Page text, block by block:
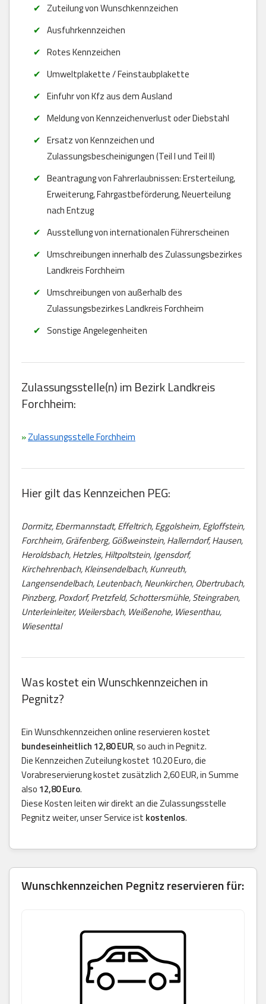
Zuteilung von Wunschkennzeichen
Ausfuhrkennzeichen
Rotes Kennzeichen
Umweltplakette / Feinstaubplakette
Einfuhr von Kfz aus dem Ausland
Meldung von Kennzeichenverlust oder Diebstahl
Ersatz von Kennzeichen und
Zulassungsbescheinigungen (Teil I und Teil II)
Beantragung von Fahrerlaubnissen: Ersterteilung,
Erweiterung, Fahrgastbeförderung, Neuerteilung
nach Entzug
Ausstellung von internationalen Führerscheinen
Umschreibungen innerhalb des Zulassungsbezirkes
Landkreis Forchheim
Umschreibungen von außerhalb des
Zulassungsbezirkes Landkreis Forchheim
Sonstige Angelegenheiten
Zulassungsstelle(n) im Bezirk Landkreis
Forchheim:
»Zulassungsstelle Forchheim
Hier gilt das Kennzeichen PEG:
Dormitz, Ebermannstadt, Effeltrich, Eggolsheim, Egloffstein,
Forchheim, Gräfenberg, Gößweinstein, Hallerndorf, Hausen,
Heroldsbach, Hetzles, Hiltpoltstein, Igensdorf,
Kirchehrenbach, Kleinsendelbach, Kunreuth,
Langensendelbach, Leutenbach, Neunkirchen, Obertrubach,
Pinzberg, Poxdorf, Pretzfeld, Schottersmühle, Steingraben,
Unterleinleiter, Weilersbach, Weißenohe, Wiesenthau,
Wiesenttal
Was kostet ein Wunschkennzeichen in
Pegnitz?
Ein Wunschkennzeichen online reservieren kostet
bundeseinheitlich 12,80 EUR, so auch in Pegnitz.
Die Kennzeichen Zuteilung kostet 10.20 Euro, die
Vorabreservierung kostet zusätzlich 2,60 EUR, in Summe
also 12,80 Euro.
Diese Kosten leiten wir direkt an die Zulassungsstelle
Pegnitz weiter, unser Service ist kostenlos.
Wunschkennzeichen Pegnitz reservieren für: